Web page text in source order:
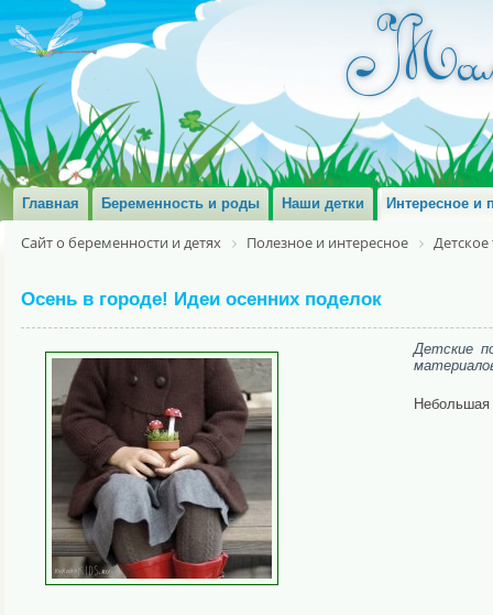
Главная Беременность и роды Наши детки Интересное и
Сайт о беременности и детях Полезное и интересное Детское
Осень в городе! Идеи осенних поделок
Детские
Небольшая